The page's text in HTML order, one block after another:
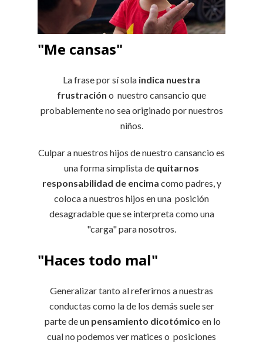
"Me cansas"
La frase por sí sola indica nuestra
frustración o nuestro cansancio que
probablemente no sea originado por nuestros
niños.
Culpar a nuestros hijos de nuestro cansancio es
una forma simplista de quitarnos
responsabilidad de encima como padres, y
coloca a nuestros hijos en una posición
desagradable que se interpreta como una
"carga" para nosotros.
"Haces todo mal"
Generalizar tanto al referirnos a nuestras
conductas como la de los demás suele ser
parte de un pensamiento dicotómico en lo
cual no podemos ver matices o posiciones